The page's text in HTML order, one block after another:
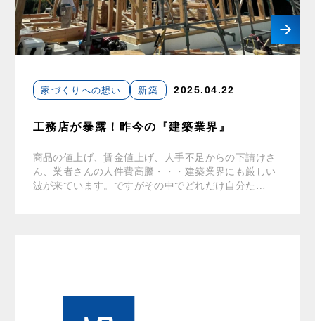
家づくりへの想い 新築 2025.04.22
工務店が暴露！昨今の『建築業界』
商品の値上げ、賃金値上げ、人手不足からの下請けさ
ん、業者さんの人件費高騰・・・建築業界にも厳しい
波が来ています。ですがその中でどれだけ自分た…